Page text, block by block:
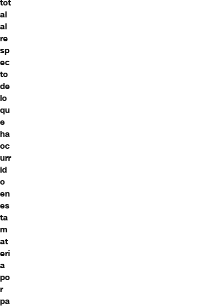
tot
al
al
re
sp
ec
to
de
lo
qu
e
ha
oc
urr
id
o
en
es
ta
m
at
eri
a
po
r
pa